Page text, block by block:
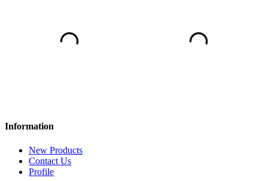
Information
New Products
Contact Us
Profile